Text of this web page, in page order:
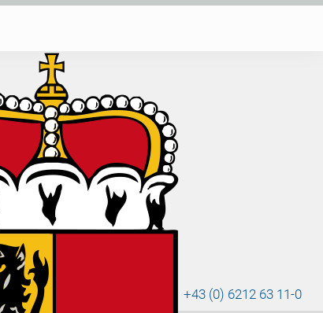
+43 (0) 6212 63 11-0